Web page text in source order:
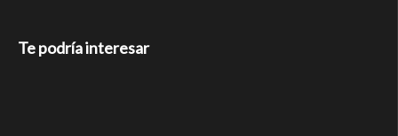
Te podría interesar